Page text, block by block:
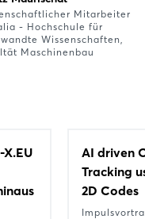
Mitarbeiter
- Hochschule für
Wissenschaften,
Maschinenbau
AI driven
Tracking
2D Codes